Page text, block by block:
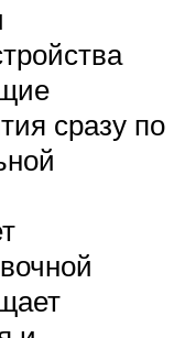
сразу по